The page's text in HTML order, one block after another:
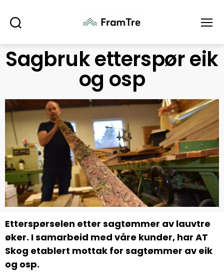
Sagbruk etterspør eik
og osp
Etterspørselen etter sagtømmer av lauvtre
øker. I samarbeid med våre kunder, har AT
Skog etablert mottak for sagtømmer av eik
og osp.